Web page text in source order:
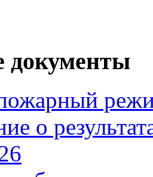
документы
о